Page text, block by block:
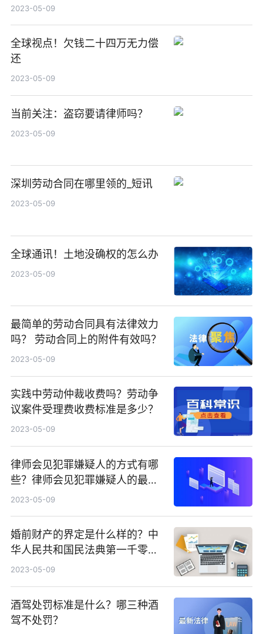
2023-05-09
全球视点！欠钱二十四万无力偿
还
2023-05-09
当前关注：盗窃要请律师吗？
2023-05-09
深圳劳动合同在哪里领的_短讯
2023-05-09
全球通讯！土地没确权的怎么办
2023-05-09
最简单的劳动合同具有法律效力
吗？ 劳动合同上的附件有效吗？
2023-05-09
实践中劳动仲裁收费吗？劳动争
议案件受理费收费标准是多少？
2023-05-09
律师会见犯罪嫌疑人的方式有哪
些？律师会见犯罪嫌疑人的最新
规定有哪些？
2023-05-09
婚前财产的界定是什么样的？中
华人民共和国民法典第一千零六
十三条内容
2023-05-09
酒驾处罚标准是什么？哪三种酒
驾不处罚？